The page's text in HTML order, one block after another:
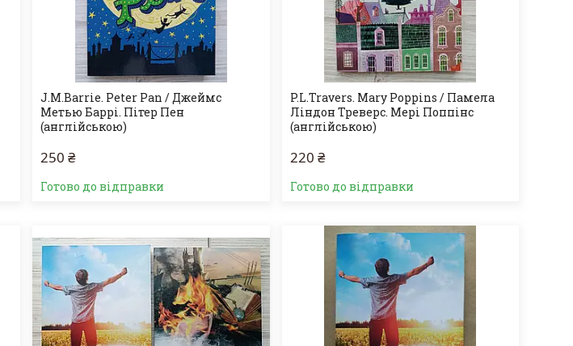
J.M.Barrie. Peter Pan / Джеймс
Метью Баррі. Пітер Пен
(англійською)
250 ₴
Готово до відправки
P.L.Travers. Mary Poppins / Памела
Ліндон Треверс. Мері Поппінс
(англійською)
220 ₴
Готово до відправки